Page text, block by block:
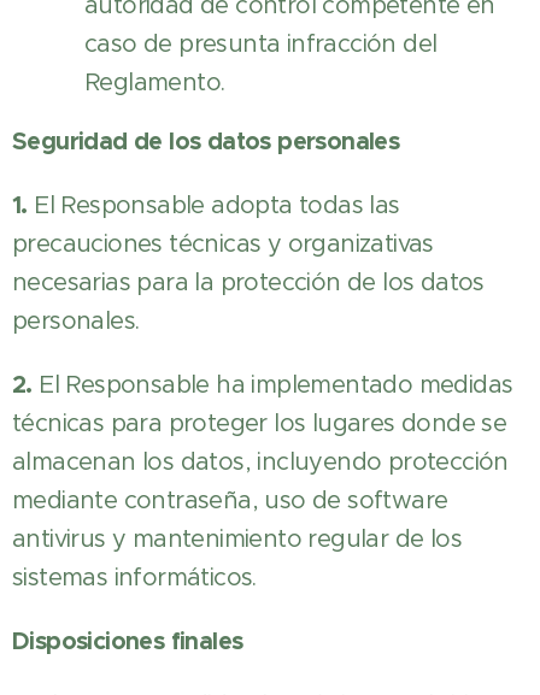
caso de presunta infracción del
Reglamento.
Seguridad de los datos personales
1. El Responsable adopta todas las
precauciones técnicas y organizativas
necesarias para la protección de los datos
personales.
2. El Responsable ha implementado medidas
técnicas para proteger los lugares donde se
almacenan los datos, incluyendo protección
mediante contraseña, uso de software
antivirus y mantenimiento regular de los
sistemas informáticos.
Disposiciones finales